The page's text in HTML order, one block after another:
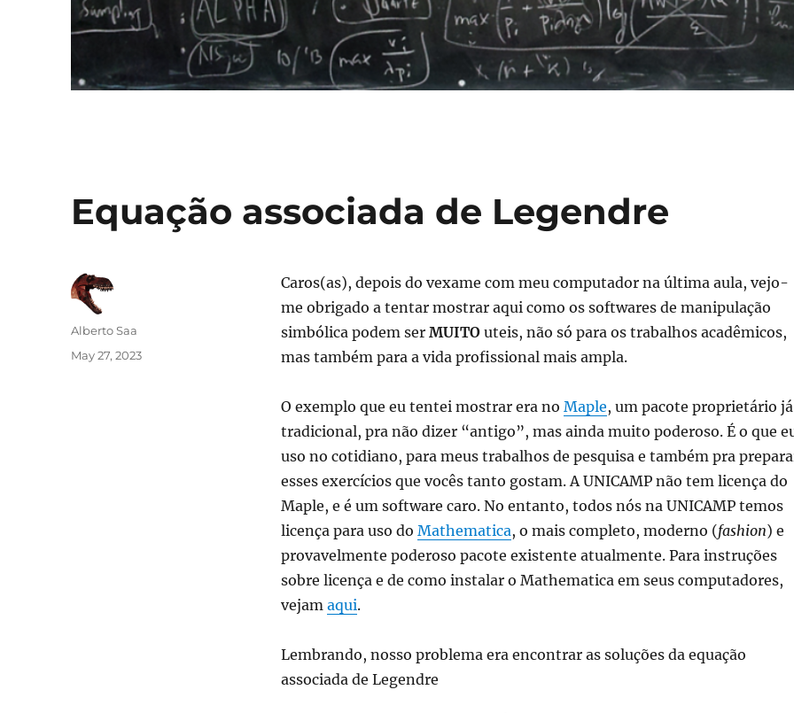
Equação associada de Legendre
Caros(as), depois do vexame com meu computador na última aula, vejo-
me obrigado a tentar mostrar aqui como os softwares de manipulação
simbólica podem ser MUITOuteis, não só para os trabalhos acadêmicos,
mas também para a vida profissional mais ampla.
O exemplo que eu tentei mostrar era no Maple, um pacote proprietário já
tradicional, pra não dizer “antigo”, mas ainda muito poderoso. É o que
uso no cotidiano, para meus trabalhos de pesquisa e também pra
esses exercícios que vocês tanto gostam. A UNICAMP não tem licença do
Maple, e é um software caro. No entanto, todos nós na UNICAMP temos
licença para uso do Mathematica, o mais completo, moderno (fashion) e
provavelmente poderoso pacote existente atualmente. Para instruções
sobre licença e de como instalar o Mathematica em seus computadores,
vejam aqui.
Lembrando, nosso problema era encontrar as soluções da equação
associada de Legendre
Author
Alberto Saa
Posted
May 27, 2023